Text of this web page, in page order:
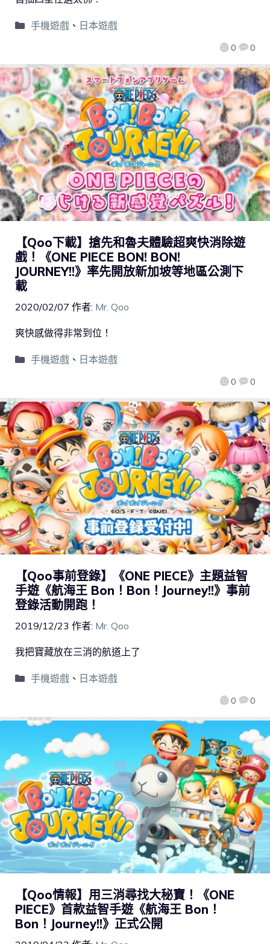
0 0
手機遊戲、 日本遊戲
【Qoo下載】搶先和魯夫體驗超爽快消除遊
戲！《ONE PIECE BON! BON!
JOURNEY!!》率先開放新加坡等地區公測下
載
2020/02/07 作者: Mr. Qoo
0 0
爽快感做得非常到位！
手機遊戲、 日本遊戲
【Qoo事前登錄】《ONE PIECE》主題益智
手遊《航海王 Bon！Bon！Journey!!》事前
登錄活動開跑！
2019/12/23 作者: Mr. Qoo
0 0
我把寶藏放在三消的航道上了
手機遊戲、 日本遊戲
【Qoo情報】用三消尋找大秘寶！《ONE
PIECE》首款益智手遊《航海王 Bon！
Bon！Journey!!》正式公開